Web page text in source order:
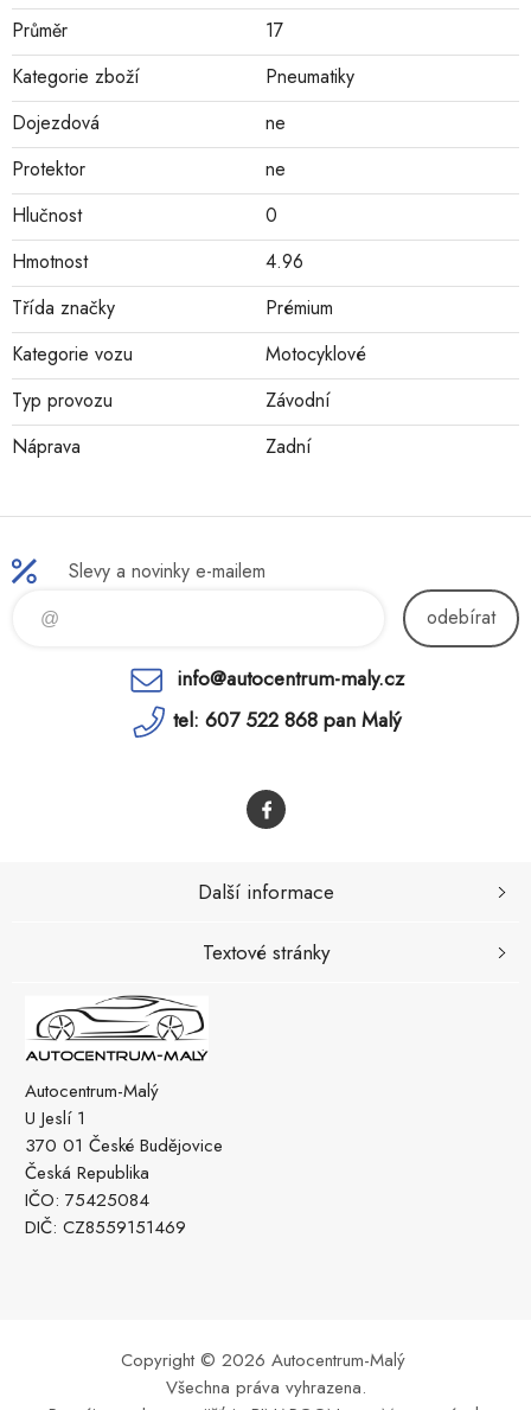
Průměr
17
Kategorie zboží
Pneumatiky
Dojezdová
ne
Protektor
ne
Hlučnost
0
Hmotnost
4.96
Třída značky
Prémium
Kategorie vozu
Motocyklové
Typ provozu
Závodní
Náprava
Zadní
Slevy a novinky e-mailem
odebírat
info@autocentrum-maly.cz
tel: 607 522 868 pan Malý
Autocentrum-Malý
U Jeslí 1
370 01 České Budějovice
Česká Republika
IČO: 75425084
DIČ: CZ8559151469
Další informace
Textové stránky
Copyright © 2026 Autocentrum-Malý
Všechna práva vyhrazena.